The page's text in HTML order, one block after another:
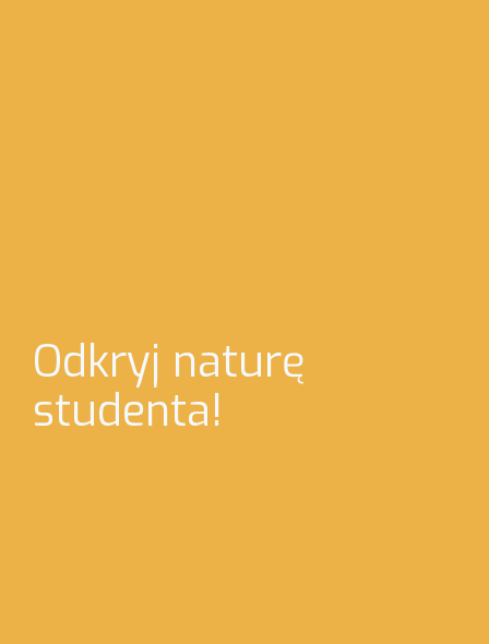
Odkryj naturę
studenta!